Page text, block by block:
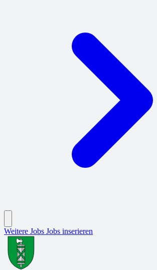
Weitere Jobs Jobs inserieren